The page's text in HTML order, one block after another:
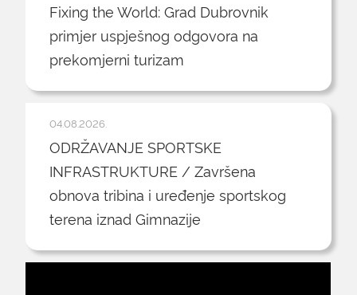
Fixing the World: Grad Dubrovnik
primjer uspješnog odgovora na
prekomjerni turizam
04.08.2026.
ODRŽAVANJE SPORTSKE
INFRASTRUKTURE / Završena
obnova tribina i uređenje sportskog
terena iznad Gimnazije